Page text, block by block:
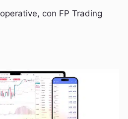
con FP Trading